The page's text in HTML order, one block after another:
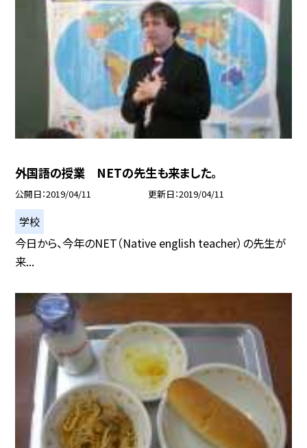
外国語の授業 NETの先生も来ました。
公開日 2019/04/11 更新日 2019/04/11
学校
今日から、今年のNET（Native english teacher）の先生が
来...